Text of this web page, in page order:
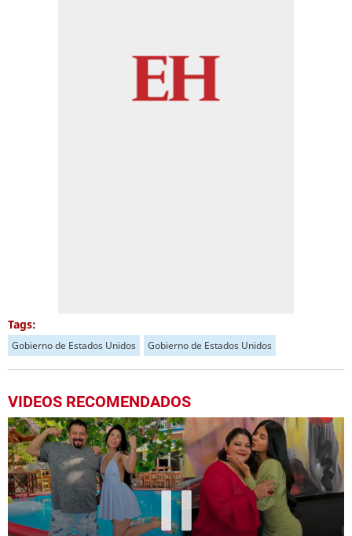
Tags:
Gobierno de Estados Unidos Gobierno de Estados Unidos
VIDEOS RECOMENDADOS